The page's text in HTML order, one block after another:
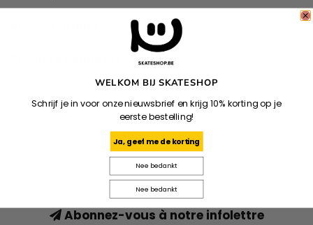
Abonnez-vous à notre infolettre
WELKOM BIJ SKATESHOP
Schrijf je in voor onze nieuwsbrief en krijg 10% korting op je
eerste bestelling!
Ja, geef me de korting
Nee bedankt
Nee bedankt